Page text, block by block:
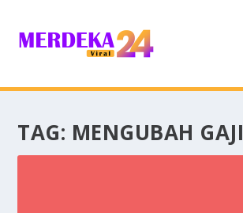
TAG: MENGUBAH GAJI